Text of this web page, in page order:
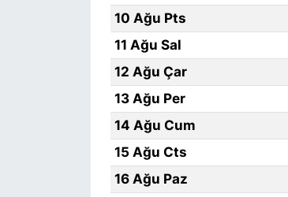
10 Ağu Pts
11 Ağu Sal
12 Ağu Çar
13 Ağu Per
14 Ağu Cum
15 Ağu Cts
16 Ağu Paz